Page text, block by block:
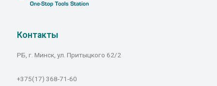
Контакты
РБ, г. Минск, ул. Притыцкого 62/2
+375(17) 368-71-60